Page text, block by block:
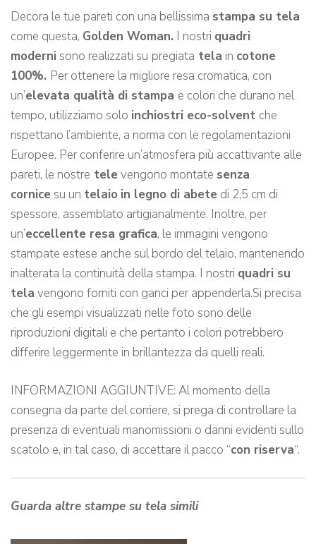
Decora le tue pareti con una bellissima stampa su tela
come questa, Golden Woman. I nostri quadri
moderni sono realizzati su pregiata tela in cotone
100%. Per ottenere la migliore resa cromatica, con
un’elevata qualità di stampa e colori che durano nel
tempo, utilizziamo solo inchiostri eco-solvent che
rispettano l’ambiente, a norma con le regolamentazioni
Europee. Per conferire un’atmosfera più accattivante alle
pareti, le nostre tele vengono montate senza
cornice su un telaio in legno di abete di 2,5 cm di
spessore, assemblato artigianalmente. Inoltre, per
un’eccellente resa grafica, le immagini vengono
stampate estese anche sul bordo del telaio, mantenendo
inalterata la continuità della stampa. I nostri quadri su
tela vengono forniti con ganci per appenderla.Si precisa
che gli esempi visualizzati nelle foto sono delle
riproduzioni digitali e che pertanto i colori potrebbero
differire leggermente in brillantezza da quelli reali.
INFORMAZIONI AGGIUNTIVE: Al momento della
consegna da parte del corriere, si prega di controllare la
presenza di eventuali manomissioni o danni evidenti sullo
scatolo e, in tal caso, di accettare il pacco “con riserva“.
Guarda altre stampe su tela simili